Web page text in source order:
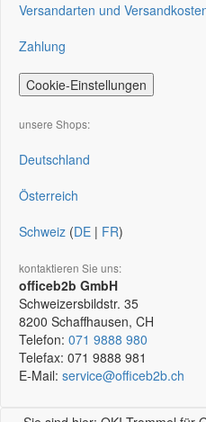
Versandarten und
Zahlung
Cookie-Einstellungen
unsere Shops:
Deutschland
Österreich
Schweiz (DE | FR)
kontaktieren Sie uns:
officeb2b GmbH
Schweizersbildstr. 35
8200 Schaffhausen, CH
Telefon: 071 9888 980
Telefax: 071 9888 981
E-Mail: service@officeb2b.ch